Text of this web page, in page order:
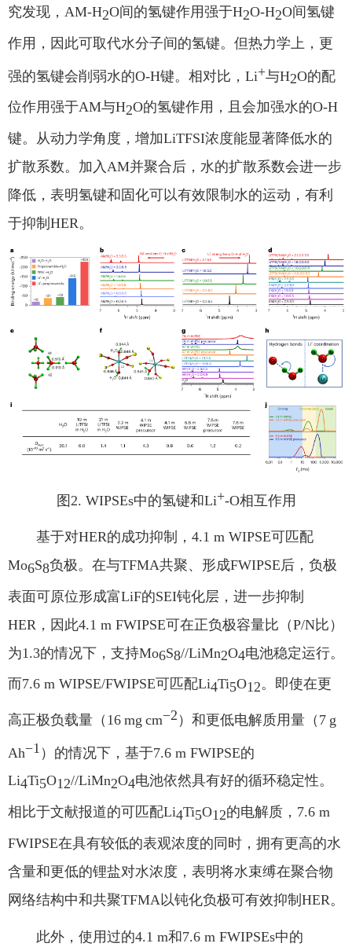
究发现， AM-H2O间的氢键作用强于H2O-H2O间氢键
作用，因此可取代水分子间的氢键。但热力学上，更
强的氢键会削弱水的O-H键。相对比， Li+与H2O的配
位作用强于AM与H2O的氢键作用，且会加强水的O-H
键。从动力学角度，增加LiTFSI浓度能显著降低水的
扩散系数。加入 AM并聚合后，水的扩散系数会进一步
降低，表明氢键和固化可以有效限制水的运动，有利
于抑制 HER。
图 2. WIPSEs中的氢键和Li+-O相互作用
基于对HER的成功抑制，4.1 m WIPSE可匹配
Mo6S8负极。在与TFMA共聚、形成FWIPSE后，负极
表面可原位形成富LiF的SEI钝化层，进一步抑制
HER ，因此4.1 m FWIPSE可在正负极容量比（P/N比）
为1.3的情况下，支持Mo6S8//LiMn2O4电池稳定运行。
而7.6 m WIPSE/FWIPSE可匹配Li4Ti5O12。即使在更
高正极负载量（ 16 mg cm−2 ）和更低电解质用量（ 7 g
Ah−1 ）的情况下，基于7.6 m FWIPSE的
Li4Ti5O12//LiMn2O4电池依然具有好的循环稳定性。
相比于文献报道的可匹配Li4Ti5O12的电解质， 7.6 m
FWIPSE在具有较低的表观浓度的同时，拥有更高的水
含量和更低的锂盐对水浓度，表明将水束缚在聚合物
网络结构中和共聚TFMA以钝化负极可有效抑制 HER。
此外，使用过的4.1 m和7.6 m FWIPSEs中的